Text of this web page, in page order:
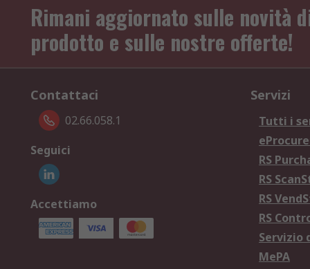
Rimani aggiornato sulle novità
prodotto e sulle nostre offerte!
Contattaci
02.66.058.1
Seguici
Accettiamo
Servizi
Tutti i
RS
RS
RS
RS
Servizio
MePA